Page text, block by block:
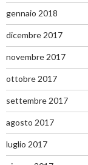
gennaio 2018
dicembre 2017
novembre 2017
ottobre 2017
settembre 2017
agosto 2017
luglio 2017